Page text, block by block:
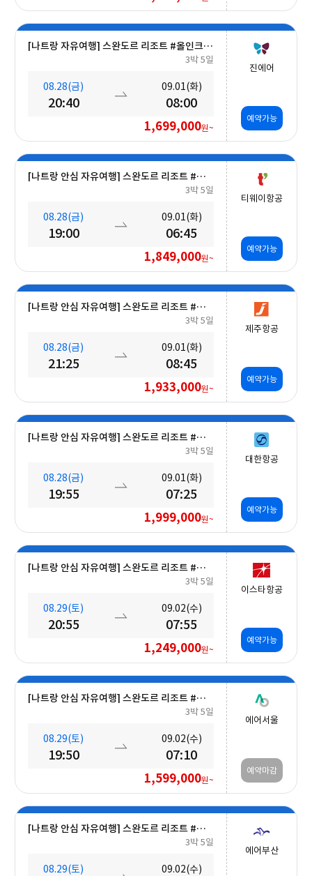
[나트랑 자유여행] 스완도르 리조트 #올인크루시브+오션뷰+밤 10시 레체포함+미니바1회 5일
3박 5일
08.28(금)
20:40
09.01(화)
08:00
1,699,000원~
진에어
예약가능
[나트랑 안심 자유여행] 스완도르 리조트 #올인크루시브+오션뷰+미니바 5일
3박 5일
08.28(금)
19:00
09.01(화)
06:45
1,849,000원~
티웨이항공
예약가능
[나트랑 안심 자유여행] 스완도르 리조트 #올인크루시브+오션뷰+미니바 5일
3박 5일
08.28(금)
21:25
09.01(화)
08:45
1,933,000원~
제주항공
예약가능
[나트랑 안심 자유여행] 스완도르 리조트 #올인크루시브+오션뷰+미니바 5일
3박 5일
08.28(금)
19:55
09.01(화)
07:25
1,999,000원~
대한항공
예약가능
[나트랑 안심 자유여행] 스완도르 리조트 #올인크루시브+오션뷰+밤 10시 레체포함+미니바1회 5일
3박 5일
08.29(토)
20:55
09.02(수)
07:55
1,249,000원~
이스타항공
예약가능
[나트랑 안심 자유여행] 스완도르 리조트 #올인크루시브+오션뷰+미니바 5일
3박 5일
08.29(토)
19:50
09.02(수)
07:10
1,599,000원~
에어서울
예약마감
[나트랑 안심 자유여행] 스완도르 리조트 #올인크루시브+오션뷰+미니바 5일
3박 5일
08.29(토) 09.02(수)
에어부산